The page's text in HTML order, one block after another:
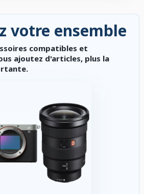
votre ensemble
compatibles et
ajoutez d'articles, plus la